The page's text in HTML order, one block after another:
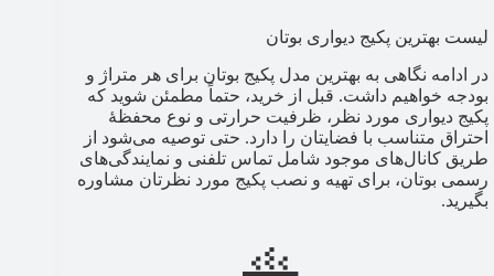
لیست بهترین پکیج دیواری بوتان
در ادامه نگاهی به بهترین مدل پکیج بوتان برای هر متراژ و
بودجه خواهیم داشت. قبل از خرید، حتماً مطمئن شوید که
پکیج دیواری مورد نظر، ظرفیت حرارتی و نوع محفظۀ
احتراق متناسب با فضایتان را دارد. حتی توصیه می‌شود از
طریق کانال‌های موجود شامل تماس تلفنی و نمایندگی‌های
رسمی بوتان، برای تهیه و نصب پکیج مورد نظرتان مشاوره
بگیرید.